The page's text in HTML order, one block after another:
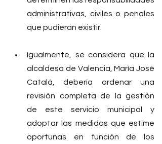
administrativas, civiles o penales
que pudieran existir.
Igualmente, se considera que la
alcaldesa de Valencia, María José
Catalá, debería ordenar una
revisión completa de la gestión
de este servicio municipal y
adoptar las medidas que estime
oportunas en función de los